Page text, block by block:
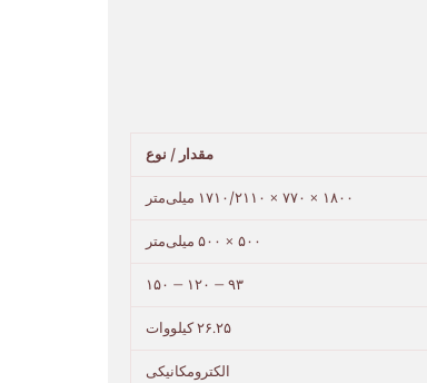
مقدار / نوع
۱۸۰۰ × ۷۷۰ × ۱۷۱۰/۲۱۱۰ میلی‌متر
۵۰۰ × ۵۰۰ میلی‌متر
۹۳ – ۱۲۰ – ۱۵۰
۲۶.۲۵ کیلووات
الکترومکانیکی